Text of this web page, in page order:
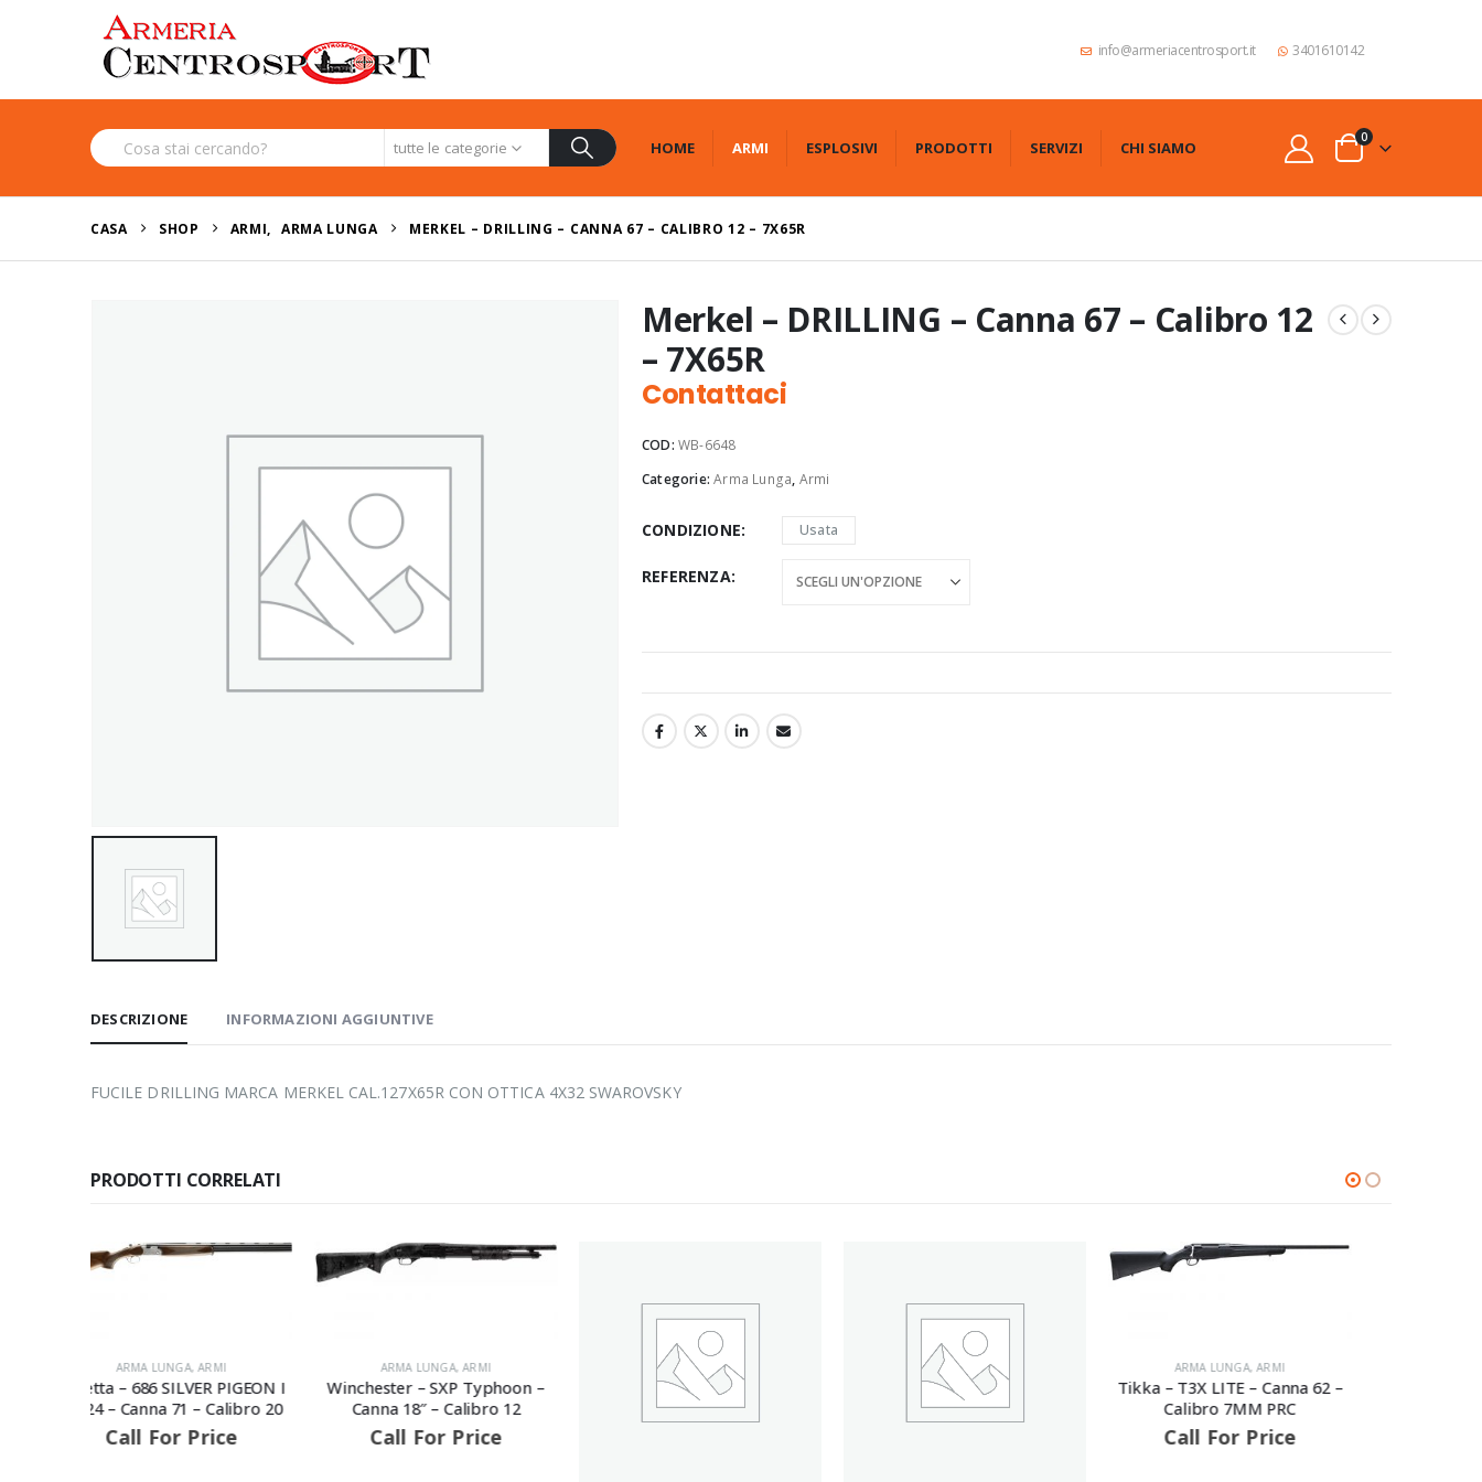
info@armeriacentrosport.it 3401610142
tutte le categorie HOME ARMI ESPLOSIVI PRODOTTI SERVIZI CHI SIAMO
0
CASA SHOP ARMI, ARMA LUNGA MERKEL – DRILLING – CANNA 67 – CALIBRO 12 – 7X65R
Merkel – DRILLING – Canna 67 – Calibro 12
– 7X65R
Contattaci
COD: WB-6648
Categorie:Arma Lunga, Armi
CONDIZIONE Usata
REFERENZA
DESCRIZIONE INFORMAZIONI AGGIUNTIVE
FUCILE DRILLING MARCA MERKEL CAL.127X65R CON OTTICA 4X32 SWAROVSKY
PRODOTTI CORRELATI
ARMA LUNGA
Winchester – SXP Typhoon –
Canna 18″ – Calibro 12
Call For Price
ARMA LUNGA
Tikka – T3X LITE – Canna 62 –
Calibro 7MM PRC